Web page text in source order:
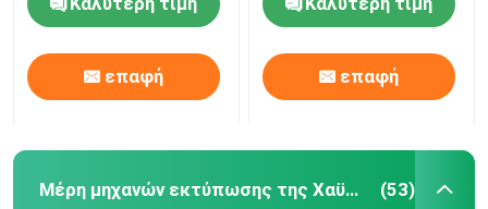
επαφή
SM74/52 Offset
Printing
επαφή
Μέρη μηχανών εκτύπωσης της Χαϋδελβέργης (53)